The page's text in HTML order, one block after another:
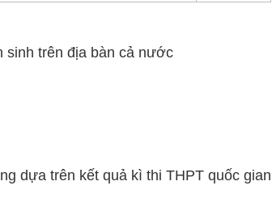
sinh trên địa bàn cả nước
dựa trên kết quả kì thi THPT quốc gian